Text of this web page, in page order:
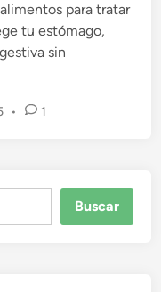
para tratar
tu estómago,
sin
• 1
Buscar